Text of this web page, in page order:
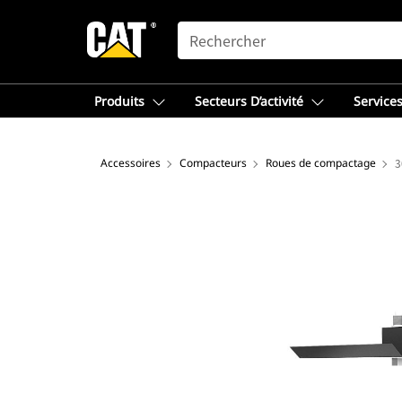
SEARCH
Produits Secteurs D’activité
Accessoires Compacteurs Roues de compactage